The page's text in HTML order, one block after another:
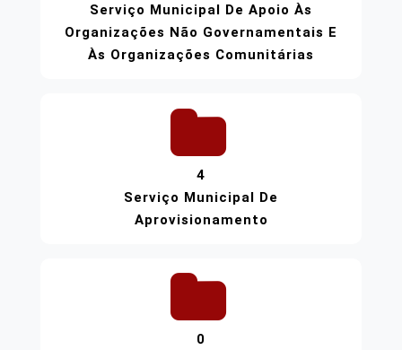
Serviço Municipal De Apoio Às
Organizações Não Governamentais E
Às Organizações Comunitárias
4
Serviço Municipal De
Aprovisionamento
0